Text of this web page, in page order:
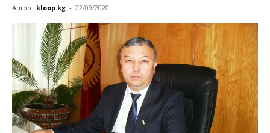
Автор: kloop.kg - 22/09/2020